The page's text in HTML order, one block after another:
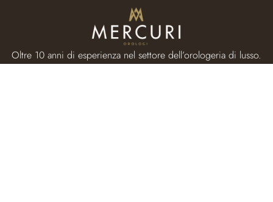
Oltre 10 anni di esperienza nel settore dell’orologeria di lusso.